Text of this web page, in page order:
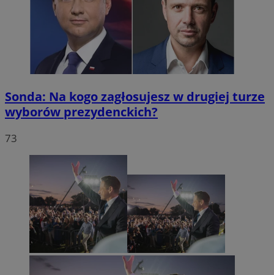
Sonda: Na kogo zagłosujesz w drugiej turze
wyborów prezydenckich?
73